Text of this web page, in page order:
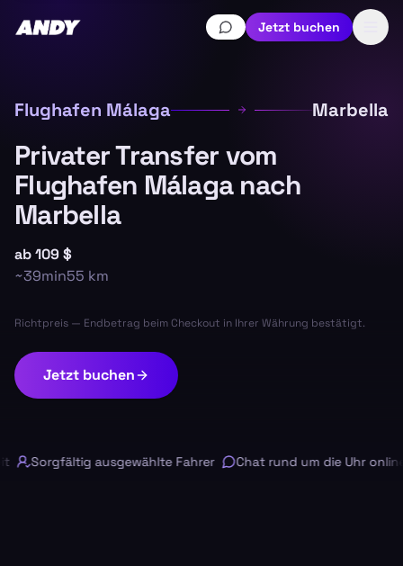
Jetzt buchen
Flughafen Málaga Marbella
Privater Transfer vom
Flughafen Málaga nach
Marbella
ab109 $
~39min55 km
Richtpreis — Endbetrag beim Checkout in Ihrer Währung bestätigt.
Jetzt buchen
Sorgfältig ausgewählte Fahrer Chat rund um die Uhr online